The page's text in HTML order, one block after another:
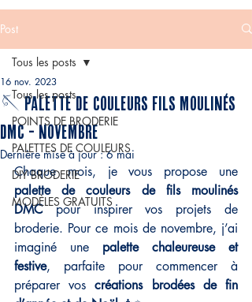
Post
Tous les posts
POINTS DE BRODERIE
PALETTES DE COULEURS
DIY BRODERIE
MODÈLES GRATUITS
Tous les posts
🪡 PALETTE DE COULEURS FILS MOULINÉS
DMC - NOVEMBRE
16 nov. 2023
Dernière mise à jour :6 mai
palette de couleurs de fils moulinés
DMC pour inspirer vos projets de
broderie. Pour ce mois de novembre, j’ai
imaginé une palette chaleureuse et
festive, parfaite pour commencer à
préparer vos créations brodées de fin